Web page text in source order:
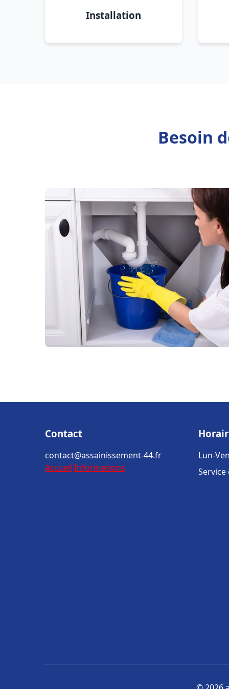
Installation
Besoin
Contact
contact@assainissement-44.fr
Accueil Informations
Lun-